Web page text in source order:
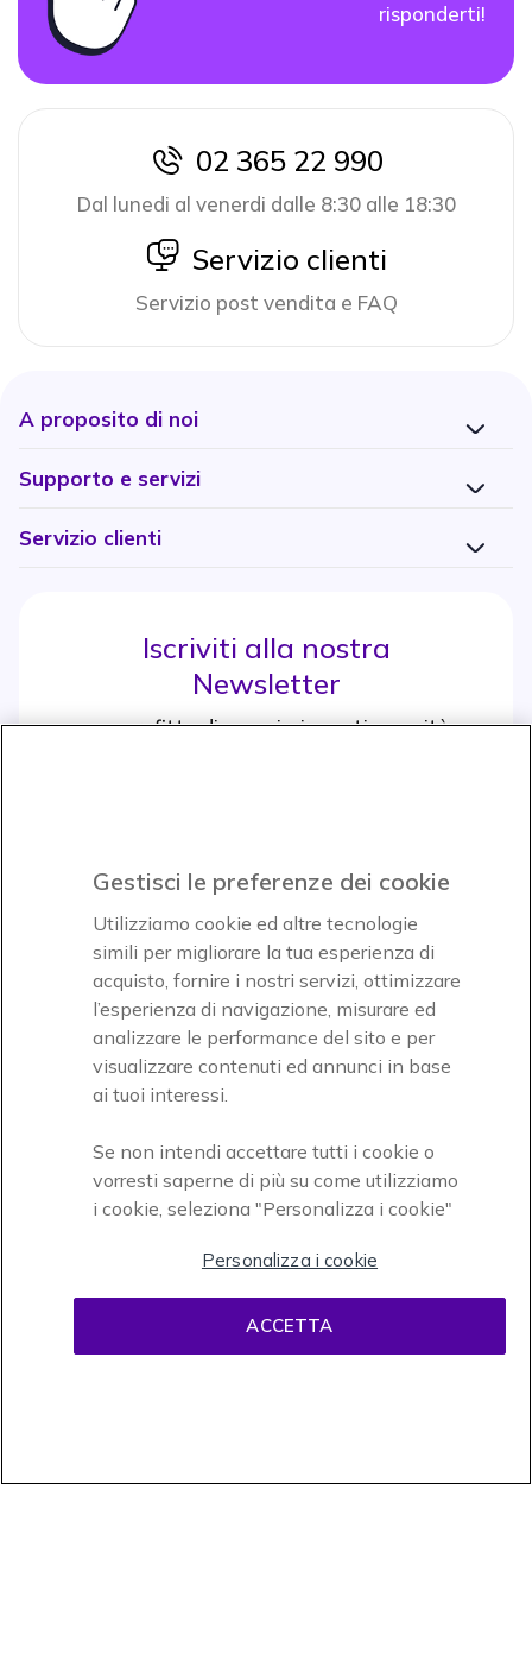
risponderti!
icon
02 365 22 990
Dal lunedi al venerdi dalle 8:30 alle 18:30
icon
Servizio clienti
Servizio post vendita e FAQ
A proposito di noi
Supporto e servizi
Servizio clienti
Iscriviti alla nostra
Newsletter
e approfitta di maggiori sconti e novità
Icon
Icon
Paga facilmente ed in assoluta sicurezza
Accettiamo
Gestisci le preferenze dei cookie
Utilizziamo cookie ed altre tecnologie
simili per migliorare la tua esperienza di
acquisto, fornire i nostri servizi, ottimizzare
l’esperienza di navigazione, misurare ed
analizzare le performance del sito e per
visualizzare contenuti ed annunci in base
ai tuoi interessi.
Se non intendi accettare tutti i cookie o
vorresti saperne di più su come utilizziamo
i cookie, seleziona "Personalizza i cookie"
Personalizza i cookie
ACCETTA